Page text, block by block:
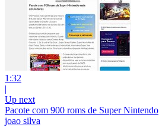
1:32
|
Up next
Pacote com 900 roms de Super Nintendo
joao silva